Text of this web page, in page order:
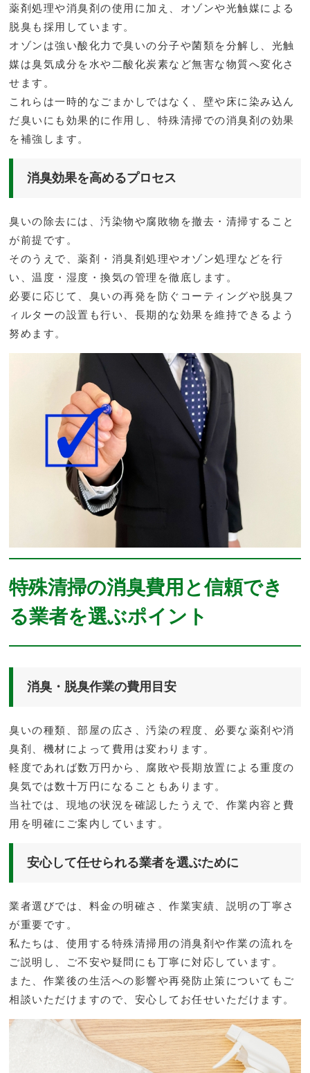
薬剤処理や消臭剤の使用に加え、オゾンや光触媒による
脱臭も採用しています。
オゾンは強い酸化力で臭いの分子や菌類を分解し、光触
媒は臭気成分を水や二酸化炭素など無害な物質へ変化さ
せます。
これらは一時的なごまかしではなく、壁や床に染み込ん
だ臭いにも効果的に作用し、特殊清掃での消臭剤の効果
を補強します。
消臭効果を高めるプロセス
臭いの除去には、汚染物や腐敗物を撤去・清掃すること
が前提です。
そのうえで、薬剤・消臭剤処理やオゾン処理などを行
い、温度・湿度・換気の管理を徹底します。
必要に応じて、臭いの再発を防ぐコーティングや脱臭フ
ィルターの設置も行い、長期的な効果を維持できるよう
努めます。
特殊清掃の消臭費用と信頼でき
る業者を選ぶポイント
消臭・脱臭作業の費用目安
臭いの種類、部屋の広さ、汚染の程度、必要な薬剤や消
臭剤、機材によって費用は変わります。
軽度であれば数万円から、腐敗や長期放置による重度の
臭気では数十万円になることもあります。
当社では、現地の状況を確認したうえで、作業内容と費
用を明確にご案内しています。
安心して任せられる業者を選ぶために
業者選びでは、料金の明確さ、作業実績、説明の丁寧さ
が重要です。
私たちは、使用する特殊清掃用の消臭剤や作業の流れを
ご説明し、ご不安や疑問にも丁寧に対応しています。
また、作業後の生活への影響や再発防止策についてもご
相談いただけますので、安心してお任せいただけます。